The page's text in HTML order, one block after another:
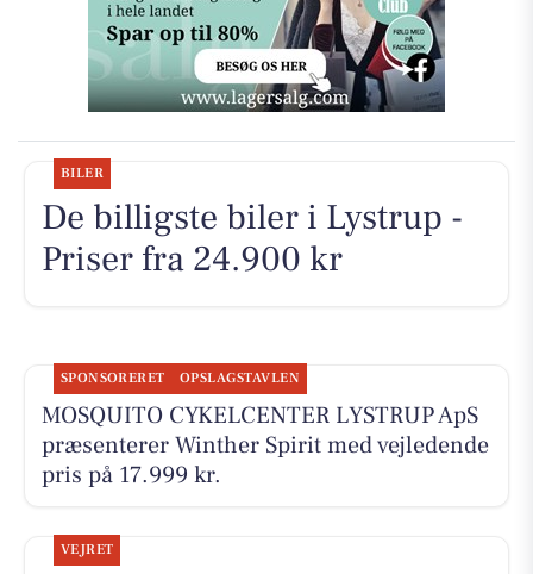
BILER
De billigste biler i Lystrup -
Priser fra 24.900 kr
SPONSORERET OPSLAGSTAVLEN
MOSQUITO CYKELCENTER LYSTRUP ApS
præsenterer Winther Spirit med vejledende
pris på 17.999 kr.
VEJRET